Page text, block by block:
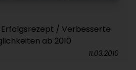
Erfolgsrezept / Verbesserte
ab 2010
11.03.2010